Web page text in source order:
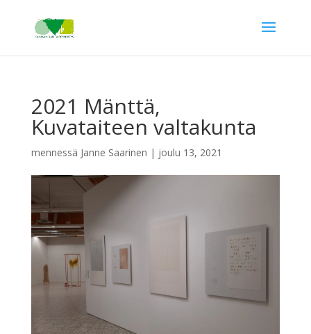
2021 Mänttä,
Kuvataiteen valtakunta
mennessä Janne Saarinen | joulu 13, 2021